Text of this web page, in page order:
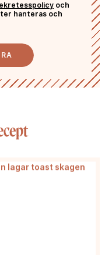
och
hanteras och